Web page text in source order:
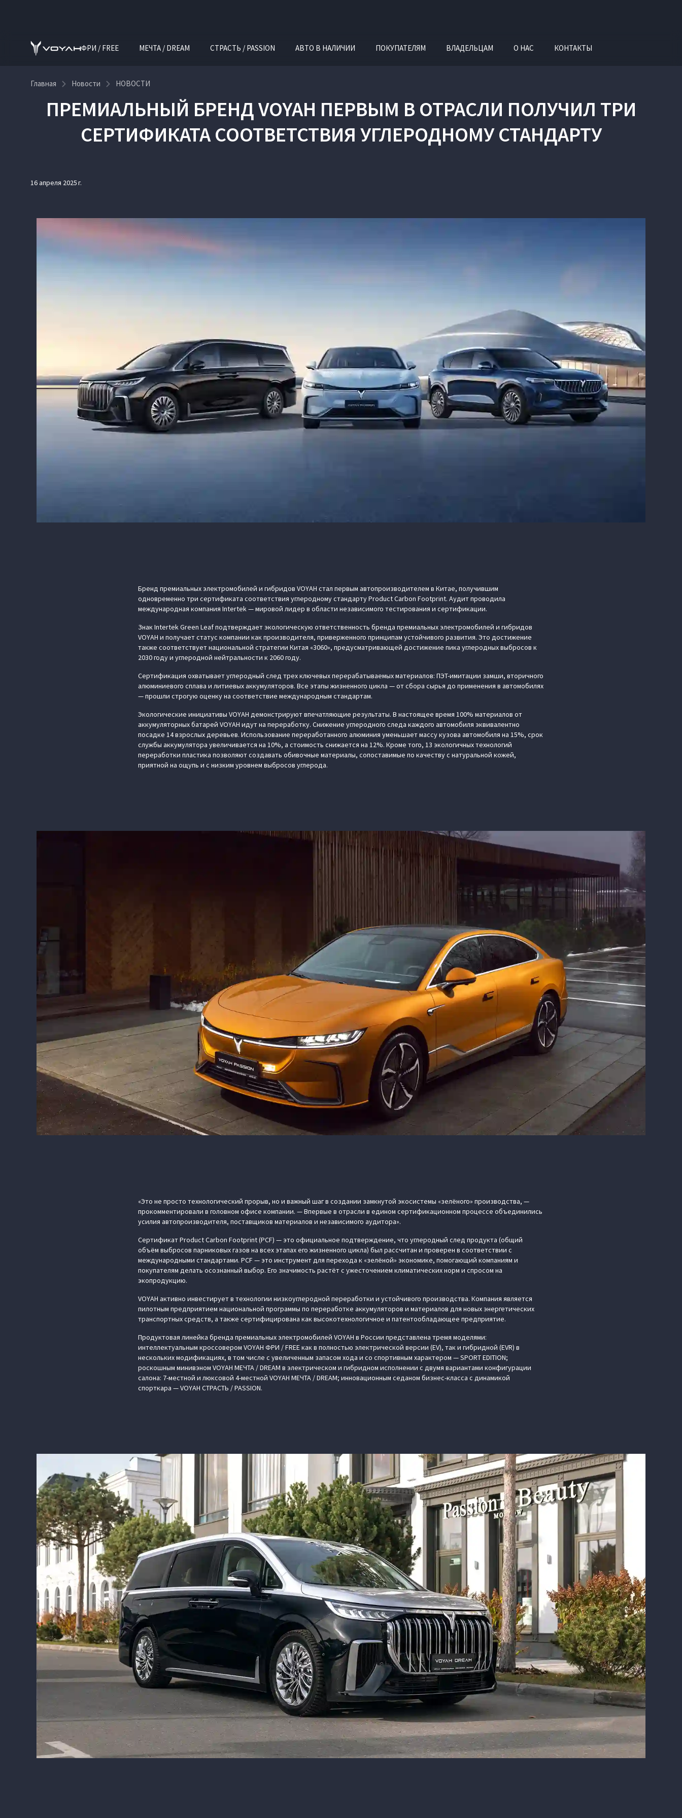
ФРИ / FREE МЕЧТА / DREAM СТРАСТЬ / PASSION АВТО В НАЛИЧИИ ПОКУПАТЕЛЯМ ВЛАДЕЛЬЦАМ О НАС КОНТАКТЫ
Главная Новости НОВОСТИ
ПРЕМИАЛЬНЫЙ БРЕНД VOYAH ПЕРВЫМ В ОТРАСЛИ ПОЛУЧИЛ ТРИ
СЕРТИФИКАТА СООТВЕТСТВИЯ УГЛЕРОДНОМУ СТАНДАРТУ
16 апреля 2025 г.
Бренд премиальных электромобилей и гибридов VOYAH стал первым автопроизводителем в Китае, получившим
одновременно три сертификата соответствия углеродному стандарту Product Carbon Footprint. Аудит проводила
международная компания Intertek — мировой лидер в области независимого тестирования и сертификации.
Знак Intertek Green Leaf подтверждает экологическую ответственность бренда премиальных электромобилей и гибридов
VOYAH и получает статус компании как производителя, приверженного принципам устойчивого развития. Это достижение
также соответствует национальной стратегии Китая «3060», предусматривающей достижение пика углеродных выбросов к
2030 году и углеродной нейтральности к 2060 году.
Сертификация охватывает углеродный след трех ключевых перерабатываемых материалов: ПЭТ-имитации замши, вторичного
алюминиевого сплава и литиевых аккумуляторов. Все этапы жизненного цикла — от сбора сырья до применения в автомобилях
— прошли строгую оценку на соответствие международным стандартам.
Экологические инициативы VOYAH демонстрируют впечатляющие результаты. В настоящее время 100% материалов от
аккумуляторных батарей VOYAH идут на переработку. Снижение углеродного следа каждого автомобиля эквивалентно
посадке 14 взрослых деревьев. Использование переработанного алюминия уменьшает массу кузова автомобиля на 15%, срок
службы аккумулятора увеличивается на 10%, а стоимость снижается на 12%. Кроме того, 13 экологичных технологий
переработки пластика позволяют создавать обивочные материалы, сопоставимые по качеству с натуральной кожей,
приятной на ощупь и с низким уровнем выбросов углерода.
«Это не просто технологический прорыв, но и важный шаг в создании замкнутой экосистемы «зелёного» производства, —
прокомментировали в головном офисе компании. — Впервые в отрасли в едином сертификационном процессе объединились
усилия автопроизводителя, поставщиков материалов и независимого аудитора».
Сертификат Product Carbon Footprint (PCF) — это официальное подтверждение, что углеродный след продукта (общий
объём выбросов парниковых газов на всех этапах его жизненного цикла) был рассчитан и проверен в соответствии с
международными стандартами. PCF — это инструмент для перехода к «зелёной» экономике, помогающий компаниям и
покупателям делать осознанный выбор. Его значимость растёт с ужесточением климатических норм и спросом на
экопродукцию.
VOYAH активно инвестирует в технологии низкоуглеродной переработки и устойчивого производства. Компания является
пилотным предприятием национальной программы по переработке аккумуляторов и материалов для новых энергетических
транспортных средств, а также сертифицирована как высокотехнологичное и патентообладающее предприятие.
Продуктовая линейка бренда премиальных электромобилей VOYAH в России представлена тремя моделями:
интеллектуальным кроссовером VOYAH ФРИ / FREE как в полностью электрической версии (EV), так и гибридной (EVR) в
нескольких модификациях, в том числе с увеличенным запасом хода и со спортивным характером — SPORT EDITION;
роскошным минивэном VOYAH МЕЧТА / DREAM в электрическом и гибридном исполнении с двумя вариантами конфигурации
салона: 7-местной и люксовой 4-местной VOYAH МЕЧТА / DREAM; инновационным седаном бизнес-класса с динамикой
спорткара — VOYAH СТРАСТЬ / PASSION.